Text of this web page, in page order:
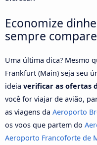
Economize
sempre compare
Uma última dica? Mesmo
Frankfurt (Main) seja seu
ideia verificar as ofertas
você for viajar de avião,
as viagens da Aeroporto
os voos que partem do
Aeroporto Francoforte de